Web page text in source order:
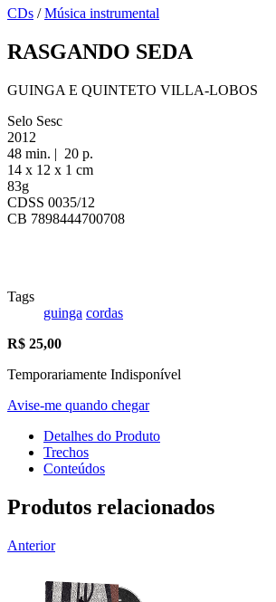
CDs /Música instrumental
RASGANDO SEDA
GUINGA E QUINTETO VILLA-LOBOS
Selo Sesc
2012
48 min. | 20 p.
14 x 12 x 1 cm
83g
CDSS 0035/12
CB 7898444700708
Tags
guinga cordas
R$ 25,00
Temporariamente Indisponível
Avise-me quando chegar
Detalhes do Produto
Trechos
Conteúdos
Produtos relacionados
Anterior